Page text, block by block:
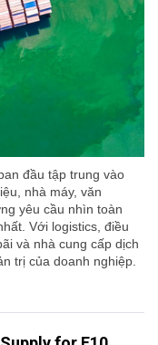
đầu tập trung vào
nhà máy, văn
yêu cầu nhìn toàn
Với logistics, điều
và nhà cung cấp dịch
trị của doanh nghiệp.